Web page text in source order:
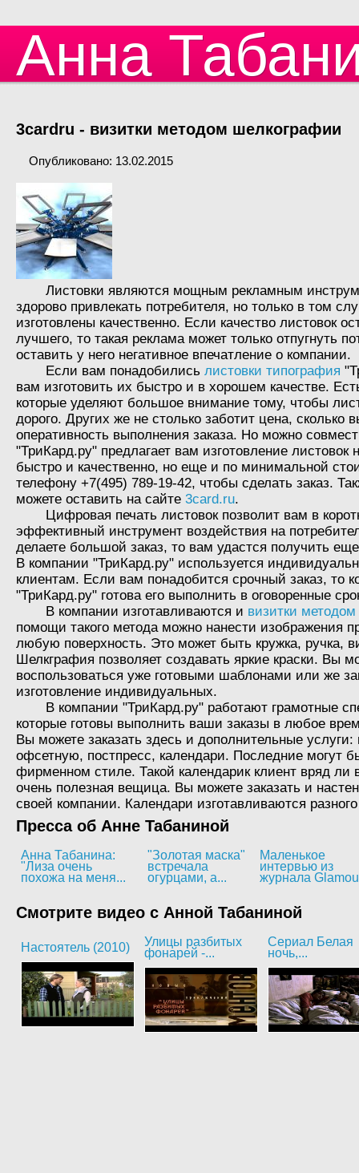
Анна
3cardru - визитки методом шелкографии
Опубликовано: 13.02.2015
Листовки являются мощным рекламным
здорово привлекать потребителя, но только в том
изготовлены качественно. Если качество листовок
лучшего, то такая реклама может только отпугнуть
оставить у него негативное впечатление о компании.
Если вам понадобились листовки типография
вам изготовить их быстро и в хорошем качестве.
которые уделяют большое внимание тому, чтобы
дорого. Других же не столько заботит цена, сколько
оперативность выполнения заказа. Но можно
"ТриКард.ру" предлагает вам изготовление листовок
быстро и качественно, но еще и по минимальной
телефону +7(495) 789-19-42, чтобы сделать заказ.
можете оставить на сайте 3card.ru.
Цифровая печать листовок позволит вам в
эффективный инструмент воздействия на
делаете большой заказ, то вам удастся получить
В компании "ТриКард.ру" используется
клиентам. Если вам понадобится срочный заказ, то
"ТриКард.ру" готова его выполнить в оговоренные
В компании изготавливаются и визитки
помощи такого метода можно нанести изображения
любую поверхность. Это может быть кружка, ручка,
Шелкграфия позволяет создавать яркие краски. Вы
воспользоваться уже готовыми шаблонами или же
изготовление индивидуальных.
В компании "ТриКард.ру" работают грамотные
которые готовы выполнить ваши заказы в любое
Вы можете заказать здесь и дополнительные
офсетную, постпресс, календари. Последние могут
фирменном стиле. Такой календарик клиент вряд ли
очень полезная вещица. Вы можете заказать и
своей компании. Календари изготавливаются
Пресса об Анне Табаниной
Анна Табанина:
"Лиза очень
похожа на меня...
"Золотая маска"
встречала
огурцами, а...
Маленькое
интервью из
журнала
Смотрите видео с Анной Табаниной
Настоятель (2010)
Улицы разбитых
фонарей -...
Сериал Белая
ночь,...